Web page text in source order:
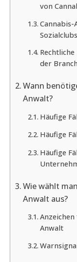
von
Cannabis-
der
Wann
Anwalt?
Häufige
Häufige
Häufige
Wie wählt
Anwalt aus?
Anwalt